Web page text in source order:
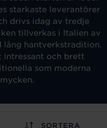
starkaste leverantörer
drivs idag av tredje
tillverkas i Italien av
lång hantverkstradition.
intressant och brett
som moderna
SORTERA